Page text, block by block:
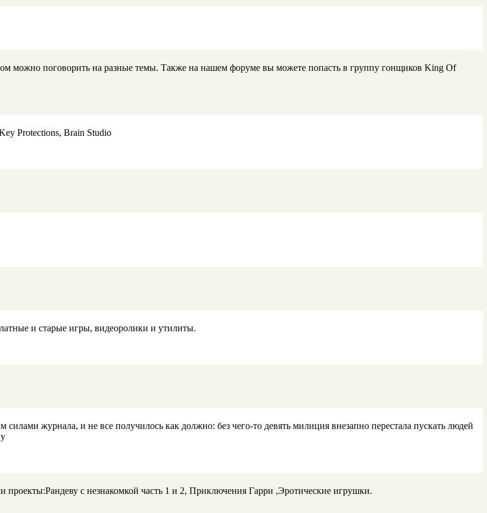
можно поговорить на разные темы. Также на нашем форуме вы можете попасть в группу гонщиков King Of
Protections, Brain Studio
и старые игры, видеоролики и утилиты.
журнала, и не все получилось как должно: без чего-то девять милиция внезапно перестала пускать людей
с незнакомкой часть 1 и 2, Приключения Гарри ,Эротические игрушки.